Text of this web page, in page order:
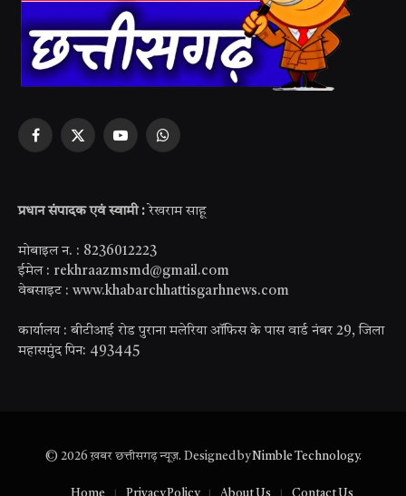
Facebook
X
YouTubeWhatsApp
प्रधान संपादक एवं स्वामी : रेखराम साहू
मोबाइल न. : 8236012223
ईमेल : rekhraazmsmd@gmail.com
वेबसाइट : www.khabarchhattisgarhnews.com
कार्यालय : बीटीआई रोड पुराना मलेरिया ऑफिस के पास वार्ड नंबर 29, जिला
महासमुंद पिन: 493445
© 2026 ख़बर छत्तीसगढ़ न्यूज़. Designed byNimble Technology.